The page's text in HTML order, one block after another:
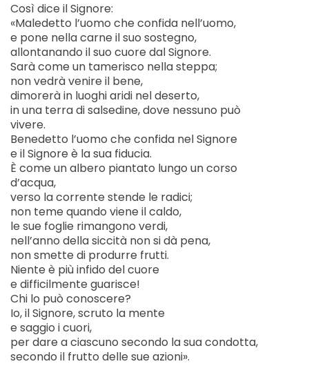
Così dice il Signore:
«Maledetto l’uomo che confida nell’uomo,
e pone nella carne il suo sostegno,
allontanando il suo cuore dal Signore.
Sarà come un tamerisco nella steppa;
non vedrà venire il bene,
dimorerà in luoghi aridi nel deserto,
in una terra di salsedine, dove nessuno può
vivere.
Benedetto l’uomo che confida nel Signore
e il Signore è la sua fiducia.
È come un albero piantato lungo un corso
d’acqua,
verso la corrente stende le radici;
non teme quando viene il caldo,
le sue foglie rimangono verdi,
nell’anno della siccità non si dà pena,
non smette di produrre frutti.
Niente è più infido del cuore
e difficilmente guarisce!
Chi lo può conoscere?
Io, il Signore, scruto la mente
e saggio i cuori,
per dare a ciascuno secondo la sua condotta,
secondo il frutto delle sue azioni».